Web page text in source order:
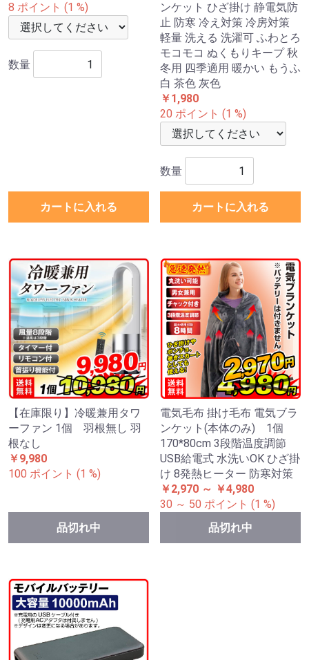
8 ポイント (1 %)
数量
カートに入れる
ンケット ひざ掛け 静電気防
止 防寒 冷え対策 冷房対策
軽量 洗える 洗濯可 ふわとろ
モコモコ ぬくもりキープ 秋
冬用 四季適用 暖かい もうふ
白 茶色 灰色
￥1,980
20 ポイント (1 %)
数量
カートに入れる
【在庫限り】冷暖兼用タワ
ーファン 1個 羽根無し 羽
根なし
￥9,980
100 ポイント (1 %)
品切れ中
電気毛布 掛け毛布 電気ブラ
ンケット(本体のみ) 1個
170*80cm 3段階温度調節
USB給電式 水洗いOK ひざ掛
け 8発熱ヒーター 防寒対策
￥2,970 ～ ￥4,980
30 ～ 50 ポイント (1 %)
品切れ中